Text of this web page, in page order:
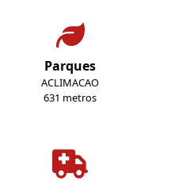
Parques
ACLIMACAO
631 metros